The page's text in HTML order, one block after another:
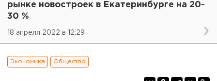
рынке новостроек в Екатеринбурге на 20-
30 %
18 апреля 2022 в 12:29
Экономика Общество